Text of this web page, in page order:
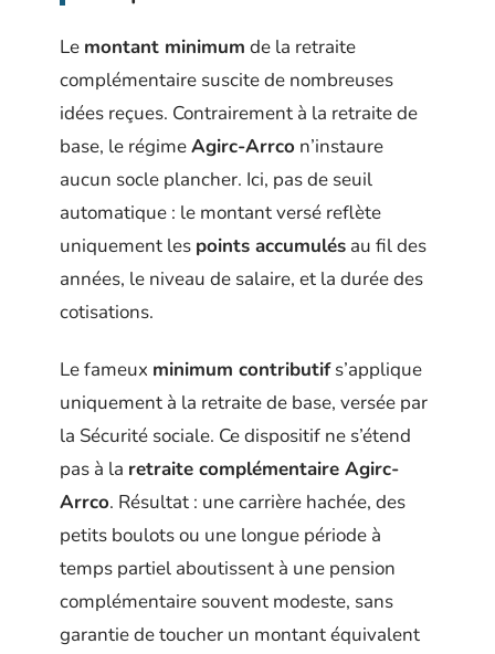
Le montant minimum de la retraite
complémentaire suscite de nombreuses
idées reçues. Contrairement à la retraite de
base, le régimeAgirc-Arrco n’instaure
aucun socle plancher. Ici, pas de seuil
automatique : le montant versé reflète
uniquement les points accumulés au fil des
années, le niveau de salaire, et la durée des
cotisations.
Le fameux minimum contributifs’applique
uniquement à la retraite de base, versée par
la Sécurité sociale. Ce dispositif ne s’étend
pas à la retraite complémentaire Agirc-
Arrco. Résultat : une carrière hachée, des
petits boulots ou une longue période à
temps partiel aboutissent à une pension
complémentaire souvent modeste, sans
garantie de toucher un montant équivalent